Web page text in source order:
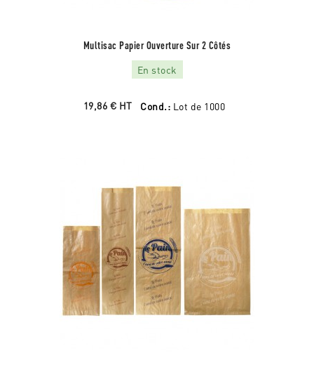
Multisac Papier Ouverture Sur 2 Côtés
En stock
19,86 € HT Cond.: Lot de 1000